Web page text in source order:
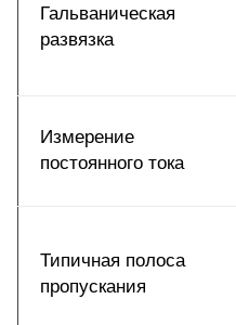
Гальваническая
развязка
Измерение
постоянного тока
Типичная полоса
пропускания